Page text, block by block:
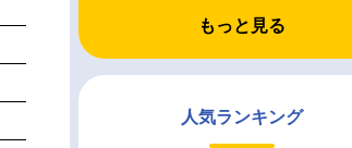
もっと見る
人気ランキング